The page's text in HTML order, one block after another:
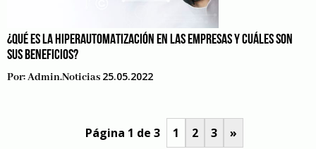
¿QUÉ ES LA HIPERAUTOMATIZACIÓN EN LAS EMPRESAS Y CUÁLES SON
SUS BENEFICIOS?
Por:Admin.noticias 25.05.2022
Página 1 de 3 1 2 3 »